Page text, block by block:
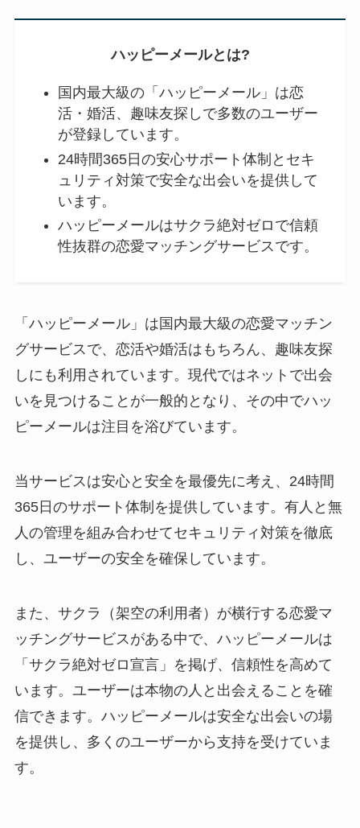
ハッピーメールとは?
国内最大級の「ハッピーメール」は恋
活・婚活、趣味友探しで多数のユーザー
が登録しています。
24時間365日の安心サポート体制とセキ
ュリティ対策で安全な出会いを提供して
います。
ハッピーメールはサクラ絶対ゼロで信頼
性抜群の恋愛マッチングサービスです。
「ハッピーメール」は国内最大級の恋愛マッチン
グサービスで、恋活や婚活はもちろん、趣味友探
しにも利用されています。現代ではネットで出会
いを見つけることが一般的となり、その中でハッ
ピーメールは注目を浴びています。
当サービスは安心と安全を最優先に考え、24時間
365日のサポート体制を提供しています。有人と無
人の管理を組み合わせてセキュリティ対策を徹底
し、ユーザーの安全を確保しています。
また、サクラ（架空の利用者）が横行する恋愛マ
ッチングサービスがある中で、ハッピーメールは
「サクラ絶対ゼロ宣言」を掲げ、信頼性を高めて
います。ユーザーは本物の人と出会えることを確
信できます。ハッピーメールは安全な出会いの場
を提供し、多くのユーザーから支持を受けていま
す。